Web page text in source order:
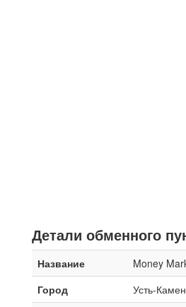
Детали обменного
Название
Money
Город
Усть-